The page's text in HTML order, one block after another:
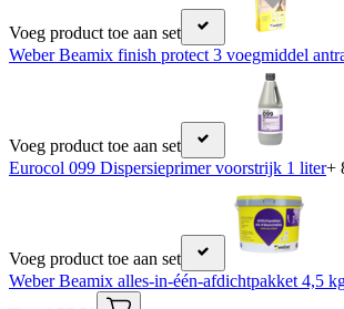
Voeg product toe aan set
Weber Beamix finish protect 3 voegmiddel
Voeg product toe aan set
Eurocol 099 Dispersieprimer voorstrijk 1 liter+
Voeg product toe aan set
Weber Beamix alles-in-één-afdichtpakket 4,5